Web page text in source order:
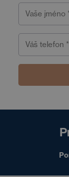
Vaše jméno
Váš telefon *